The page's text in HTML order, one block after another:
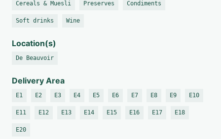
Cereals & Muesli Preserves Condiments
Soft drinks Wine
Location(s)
De Beauvoir
Delivery Area
E1 E2 E3 E4 E5 E6 E7 E8 E9 E10
E11 E12 E13 E14 E15 E16 E17 E18
E20